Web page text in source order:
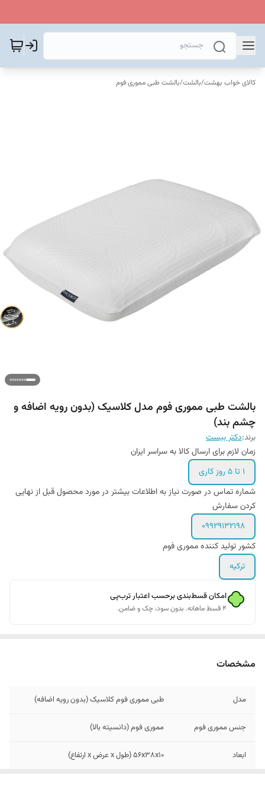
کالای خواب بهشت/بالشت/بالشت طبی مموری فوم
بالشت طبی مموری فوم مدل کلاسیک (بدون رویه اضافه و
چشم بند)
برند:دکتر بیست
زمان لازم برای ارسال کالا به سراسر ایران
۱ تا ۵ روز کاری
شماره تماس در صورت نیاز به اطلاعات بیشتر در مورد محصول قبل از نهایی
کردن سفارش
09929132198
کشور تولید کننده مموری فوم
ترکیه
امکان قسط‌بندی برحسب اعتبار ترب‌پی
۴ قسط ماهانه. بدون سود، چک و ضامن.
مشخصات
مدل طبی مموری فوم کلاسیک (بدون رویه اضافه)
جنس مموری فوم مموری فوم (دانسیته بالا)
ابعاد 56x38x10 (طول x عرض x ارتفاع)